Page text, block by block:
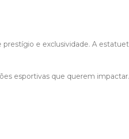
e exclusividade. A
esportivas que querem impactar.